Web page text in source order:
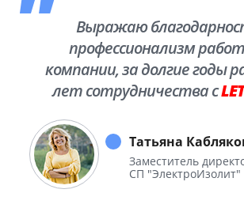
Выражаю
профессионализм
компании, за долгие годы
лет сотрудничества с
необъятной Родины.
Татьяна
Заместитель
СП "ЭлектроИзолит"